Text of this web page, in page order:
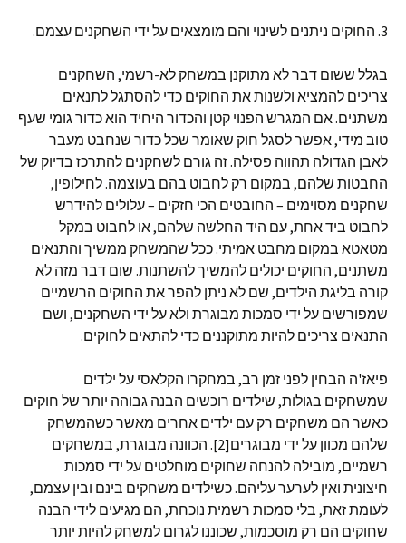
3. החוקים ניתנים לשינוי והם מומצאים על ידי השחקנים עצמם.
בגלל ששום דבר לא מתוקנן במשחק לא-רשמי, השחקנים
צריכים להמציא ולשנות את החוקים כדי להסתגל לתנאים
משתנים. אם המגרש הפנוי קטן והכדור היחיד הוא כדור גומי שעף
טוב מידי, אפשר לסגל חוק שאומר שכל כדור שנחבט מעבר
לאבן הגדולה תהווה פסילה. זה גורם לשחקנים להתרכז בדיוק של
החבטות שלהם, במקום רק לחבוט בהם בעוצמה. לחילופין,
שחקנים מסוימים – החובטים הכי חזקים – עלולים להידרש
לחבוט ביד אחת, עם היד החלשה שלהם, או לחבוט במקל
מטאטא במקום מחבט אמיתי. ככל שהמשחק ממשיך והתנאים
משתנים, החוקים יכולים להמשיך להשתנות. שום דבר מזה לא
קורה בליגת הילדים, שם לא ניתן להפר את החוקים הרשמיים
שמפורשים על ידי סמכות מבוגרת ולא על ידי השחקנים, ושם
התנאים צריכים להיות מתוקננים כדי להתאים לחוקים.
פיאז'ה הבחין לפני זמן רב, במחקרו הקלאסי על ילדים
שמשחקים בגולות, שילדים רוכשים הבנה גבוהה יותר של חוקים
כאשר הם משחקים רק עם ילדים אחרים מאשר כשהמשחק
שלהם מכוון על ידי מבוגרים[2]. הכוונה מבוגרת, במשחקים
רשמיים, מובילה להנחה שחוקים מוחלטים על ידי סמכות
חיצונית ואין לערער עליהם. כשילדים משחקים בינם ובין עצמם,
לעומת זאת, בלי סמכות רשמית נוכחת, הם מגיעים לידי הבנה
שחוקים הם רק מוסכמות, שכוננו לגרום למשחק להיות יותר